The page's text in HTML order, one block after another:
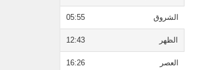
الشروق 05:55
الظهر 12:43
العصر 16:26